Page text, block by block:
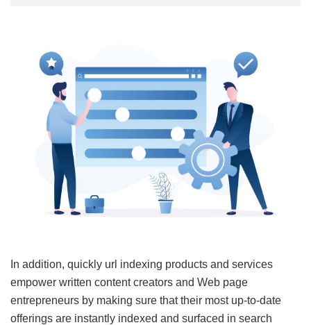
In addition, quickly url indexing products and services
empower written content creators and Web page
entrepreneurs by making sure that their most up-to-date
offerings are instantly indexed and surfaced in search